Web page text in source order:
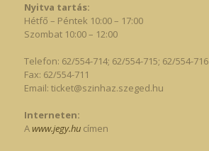
Nyitva tartás:
Hétfő – Péntek 10:00 – 17:00
Szombat 10:00 – 12:00
Telefon: 62/554-714; 62/554-715; 62/554-716
Fax: 62/554-711
Email: ticket@szinhaz.szeged.hu
Interneten:
Awww.jegy.hucímen